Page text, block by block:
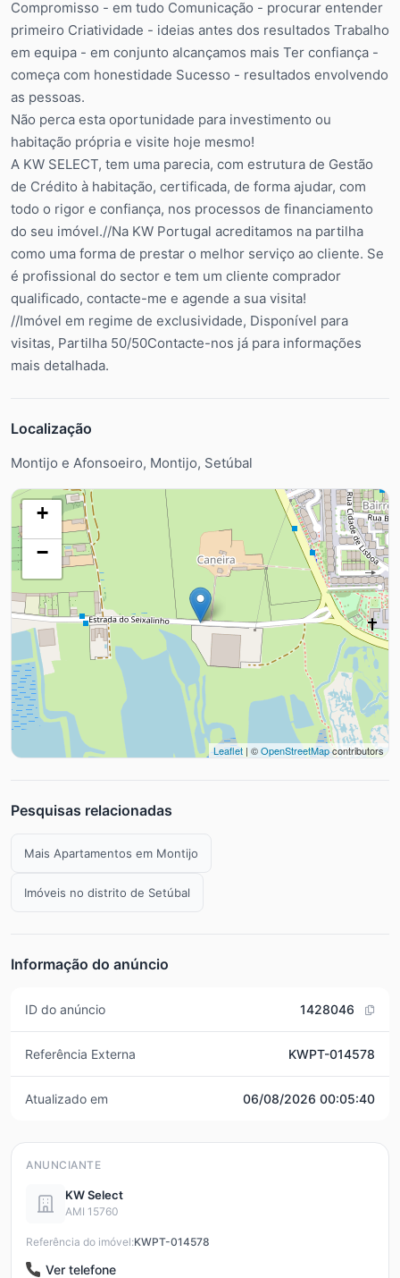
Compromisso - em tudo Comunicação - procurar entender
primeiro Criatividade - ideias antes dos resultados Trabalho
em equipa - em conjunto alcançamos mais Ter confiança -
começa com honestidade Sucesso - resultados envolvendo
as pessoas.
Não perca esta oportunidade para investimento ou
habitação própria e visite hoje mesmo!
A KW SELECT, tem uma parecia, com estrutura de Gestão
de Crédito à habitação, certificada, de forma ajudar, com
todo o rigor e confiança, nos processos de financiamento
do seu imóvel.//Na KW Portugal acreditamos na partilha
como uma forma de prestar o melhor serviço ao cliente. Se
é profissional do sector e tem um cliente comprador
qualificado, contacte-me e agende a sua visita!
//Imóvel em regime de exclusividade, Disponível para
visitas, Partilha 50/50Contacte-nos já para informações
mais detalhada.
Localização
Montijo e Afonsoeiro, Montijo, Setúbal
+
−
Leaflet | ©OpenStreetMapcontributors
Pesquisas relacionadas
Mais Apartamentos em Montijo
Imóveis no distrito de Setúbal
Informação do anúncio
ID do anúncio 1428046
Referência Externa KWPT-014578
Atualizado em 06/08/2026 00:05:40
ANUNCIANTE
KW Select
AMI 15760
Referência do imóvel:KWPT-014578
Ver telefone